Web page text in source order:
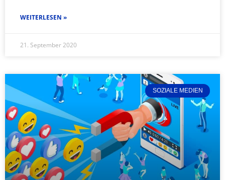
WEITERLESEN »
21. September 2020
SOZIALE MEDIEN